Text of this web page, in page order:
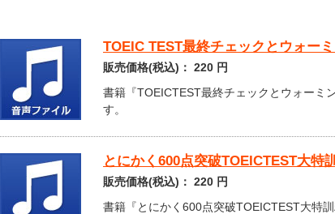
TOEIC TEST最終チェックとウォー
販売価格(税込)： 220 円
書籍『TOEICTEST最終チェックとウォーミ
す。
とにかく600点突破TOEICTEST大
販売価格(税込)： 220 円
書籍『とにかく600点突破TOEICTEST大特